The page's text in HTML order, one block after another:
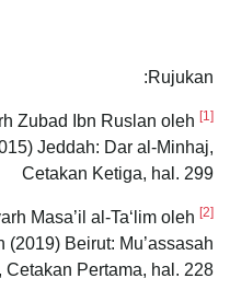
Rujukan:
[1]
Zubad Ibn Ruslan oleh
Jeddah: Dar al-Minhaj,
Cetakan Ketiga, hal. 299
[2]
Masa’il al-Ta‘lim oleh
(2019) Beirut: Mu’assasah
Cetakan Pertama, hal. 228